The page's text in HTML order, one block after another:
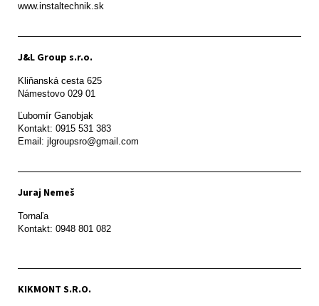
www.instaltechnik.sk
J&L Group s.r.o.
Kliňanská cesta 625
Námestovo 029 01
Ľubomír Ganobjak
Kontakt: 0915 531 383
Email: jlgroupsro@gmail.com
Juraj Nemeš
Tornaľa
Kontakt: 0948 801 082
KIKMONT S.R.O.